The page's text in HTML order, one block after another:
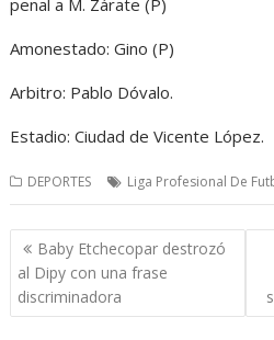
Amonestado: Gino (P)
Arbitro: Pablo Dóvalo.
Estadio: Ciudad de Vicente López.
DEPORTES Liga Profesional De
Navegación
de
entradas
Baby Etchecopar destrozó
al Dipy con una frase
discriminadora